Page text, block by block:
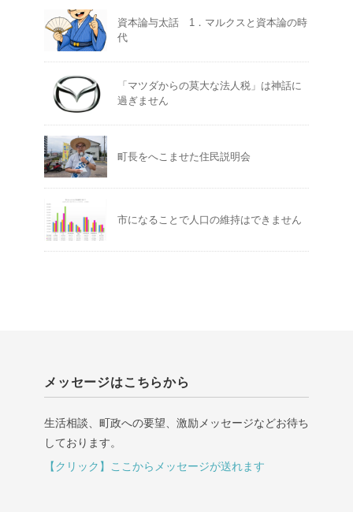
資本論与太話 1．マルクスと資本論の時
代
「マツダからの莫大な法人税」は神話に
過ぎません
町長をへこませた住民説明会
市になることで人口の維持はできません
メッセージはこちらから
生活相談、町政への要望、激励メッセージなどお待ち
しております。
【クリック】ここからメッセージが送れます